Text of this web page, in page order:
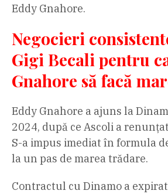
Eddy Gnahore.
Negocieri
Gigi Becali pentru
Gnahore să facă
Eddy Gnahore a ajuns la
2024, după ce Ascoli a
S-a impus imediat în formula
la un pas de marea trădare.
Contractul cu Dinamo a